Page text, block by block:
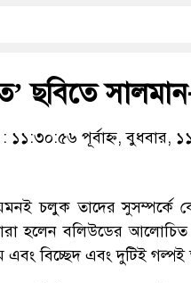
ছবিতে
: ১১:৩০:৫৬ পূর্বাহ্ন, বুধবার,
চলুক তাদের সুসম্পর্কে
হলেন বলিউডের আলোচিত
বিচ্ছেদ এবং দুটিই গল্পই